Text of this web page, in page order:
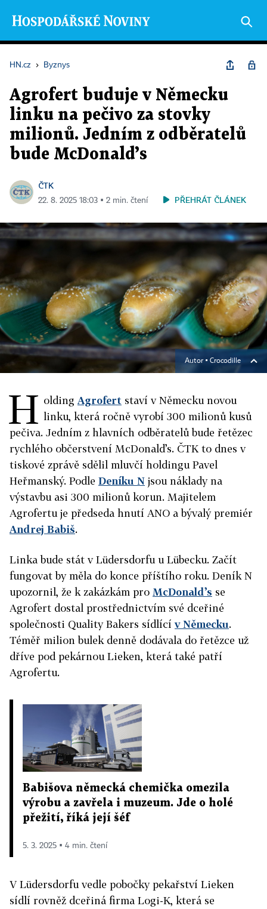
HN.cz › Byznys
Agrofert buduje v Německu
linku na pečivo za stovky
milionů. Jedním z odběratelů
bude McDonald’s
ČTK
22. 8. 2025 18:03 ▪ 2 min. čtení PŘEHRÁT ČLÁNEK
Autor ▪ Crocodille
H olding Agrofert staví v Německu novou
linku, která ročně vyrobí 300 milionů kusů
pečiva. Jedním z hlavních odběratelů bude řetězec
rychlého občerstvení McDonald’s. ČTK to dnes v
tiskové zprávě sdělil mluvčí holdingu Pavel
Heřmanský. Podle Deníku N jsou náklady na
výstavbu asi 300 milionů korun. Majitelem
Agrofertu je předseda hnutí ANO a bývalý premiér
Andrej Babiš.
Linka bude stát v Lüdersdorfu u Lübecku. Začít
fungovat by měla do konce příštího roku. Deník N
upozornil, že k zakázkám pro McDonald’s se
Agrofert dostal prostřednictvím své dceřiné
společnosti Quality Bakers sídlícív Německu.
Téměř milion bulek denně dodávala do řetězce už
dříve pod pekárnou Lieken, která také patří
Agrofertu.
Babišova německá chemička omezila
výrobu a zavřela i muzeum. Jde o holé
přežití, říká její šéf
5. 3. 2025 ▪ 4 min. čtení
V Lüdersdorfu vedle pobočky pekařství Lieken
sídlí rovněž dceřiná firma Logi-K, která se